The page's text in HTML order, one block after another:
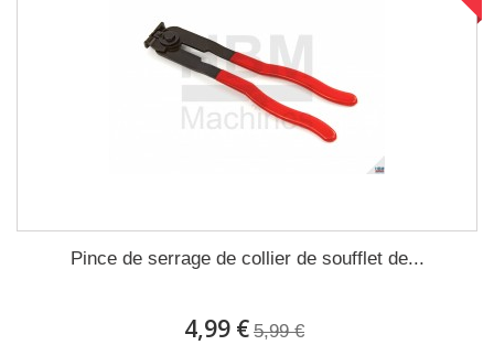
Pince de serrage de collier de soufflet de...
4,99 € 5,99 €